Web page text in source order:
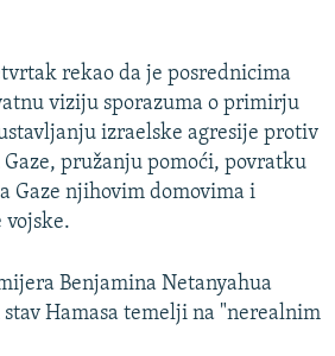
720p 1080p
480p
720p
1080p
rekao da je posrednicima
viziju sporazuma o primirju
izraelske agresije protiv
Gaze, pružanju pomoći, povratku
Gaze njihovim domovima i
vojske.
Benjamina Netanyahua
stav Hamasa temelji na "nerealnim